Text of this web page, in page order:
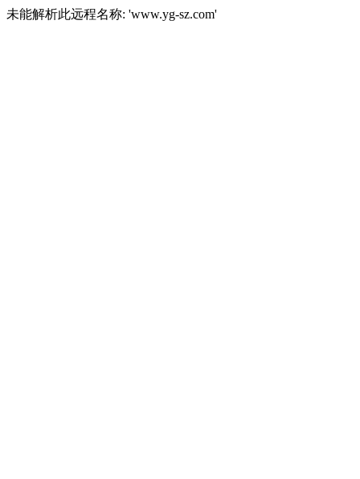
未能解析此远程名称: 'www.yg-sz.com'